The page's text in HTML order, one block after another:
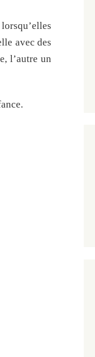
avec des
l’autre un